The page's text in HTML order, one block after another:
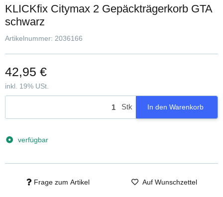
KLICKfix Citymax 2 Gepäckträgerkorb GTA
schwarz
Artikelnummer: 2036166
42,95 €
inkl. 19% USt.
Stk In den Warenkorb
verfügbar
Frage zum Artikel Auf Wunschzettel